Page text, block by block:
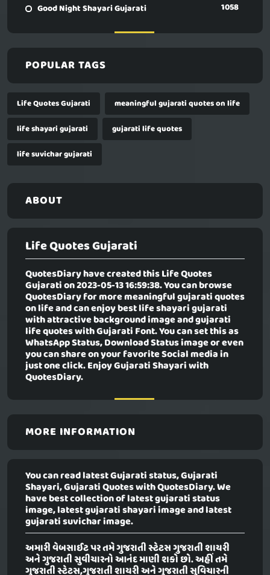
Good Night Shayari Gujarati 1058
POPULAR TAGS
Life Quotes Gujarati
meaningful gujarati quotes on life
life shayari gujarati
gujarati life quotes
life suvichar gujarati
ABOUT
Life Quotes Gujarati
QuotesDiary have created thisLife Quotes
Gujaration 2023-05-13 16:59:38. You can browse
QuotesDiary for more meaningful gujarati quotes
on life and can enjoy best life shayari gujarati
with attractive background image and gujarati
life quotes with Gujarati Font. You can set this as
WhatsApp Status, Download Status image or even
you can share on your favorite Social media in
just one click. Enjoy Gujarati Shayari with
QuotesDiary.
MORE INFORMATION
You can read latest Gujarati status, Gujarati
Shayari, Gujarati Quotes with QuotesDiary. We
have best collection of latest gujarati status
image, latest gujarati shayari image and latest
gujarati suvichar image.
અમારી વેબસાઈટ પર તમે ગુજરાતી સ્ટેટસ ગુજરાતી શાયરી
અને ગુજરાતી સુવીચારનો આનંદ માણી શકો છો. અહીં તમે
ગુજરાતી સ્ટેટસ,ગુજરાતી શાયરી અને ગુજરાતી સુવિચારની